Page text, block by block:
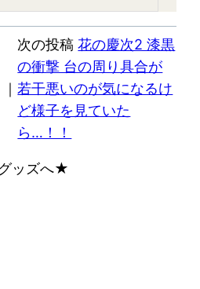
｜
次の投稿 花の慶次2 漆黒
の衝撃 台の周り具合が
若干悪いのが気になるけ
ど様子を見ていた
ら…！！
ッズへ★